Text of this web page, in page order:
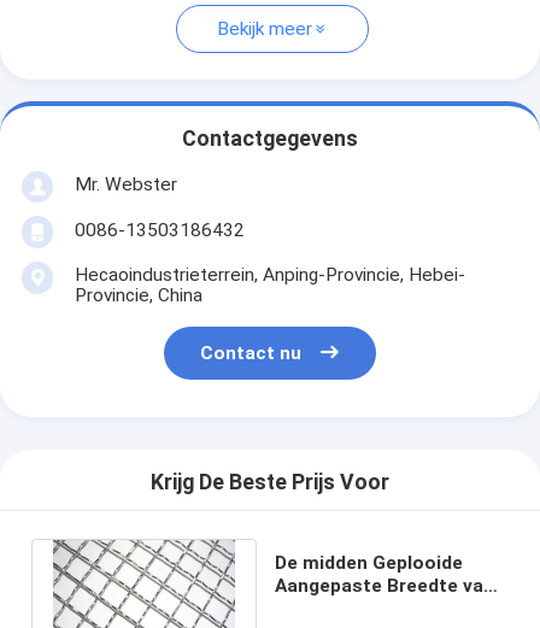
Bekijk meer
Contactgegevens
Mr. Webster
0086-13503186432
Hecaoindustrieterrein, Anping-Provincie, Hebei-
Provincie, China
Contact nu
Krijg De Beste Prijs Voor
De midden Geplooide
Aangepaste Breedte van